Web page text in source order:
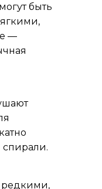
быть
—
спирали.
редкими,